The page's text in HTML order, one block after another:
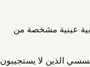
عينية مشخصة من
الذين لا يستجيبون